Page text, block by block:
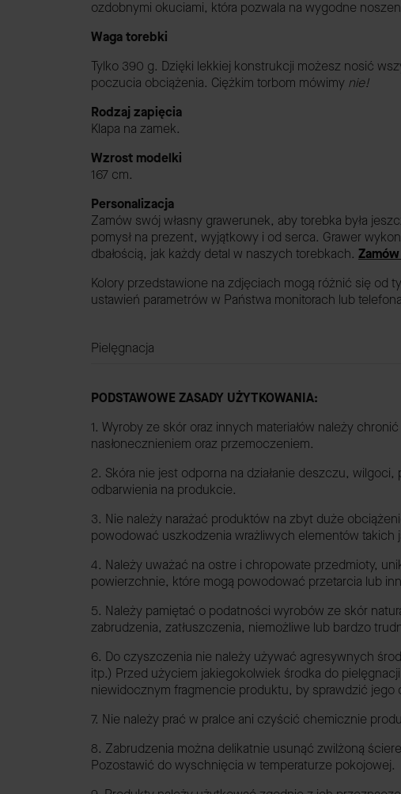
ozdobnymi okuciami, która pozwala na wygodne
Waga torebki
Tylko 390 g. Dzięki lekkiej konstrukcji możesz nosić
poczucia obciążenia. Ciężkim torbom mówimy nie!
Rodzaj zapięcia
Klapa na zamek.
Wzrost modelki
167 cm.
Personalizacja
Zamów swój własny grawerunek, aby torebka była
pomysł na prezent, wyjątkowy i od serca. Grawer
dbałością, jak każdy detal w naszych torebkach.
Kolory przedstawione na zdjęciach mogą różnić się od
ustawień parametrów w Państwa monitorach lub
Pielęgnacja
PODSTAWOWE ZASADY UŻYTKOWANIA:
1. Wyroby ze skór oraz innych materiałów należy
nasłonecznieniem oraz przemoczeniem.
2. Skóra nie jest odporna na działanie deszczu,
odbarwienia na produkcie.
3. Nie należy narażać produktów na zbyt duże
powodować uszkodzenia wrażliwych elementów takich
4. Należy uważać na ostre i chropowate przedmioty,
powierzchnie, które mogą powodować przetarcia lub
5. Należy pamiętać o podatności wyrobów ze skór
zabrudzenia, zatłuszczenia, niemożliwe lub bardzo
6. Do czyszczenia nie należy używać agresywnych
itp.) Przed użyciem jakiegokolwiek środka do
niewidocznym fragmencie produktu, by sprawdzić jego
7. Nie należy prać w pralce ani czyścić chemicznie
8. Zabrudzenia można delikatnie usunąć zwilżoną
Pozostawić do wyschnięcia w temperaturze pokojowej.